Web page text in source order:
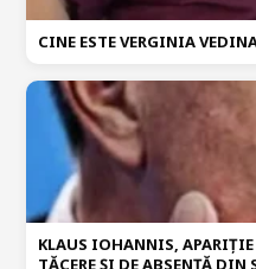
CINE ESTE VERGINIA
KLAUS IOHANNIS,
TĂCERE ȘI DE ABSENȚĂ